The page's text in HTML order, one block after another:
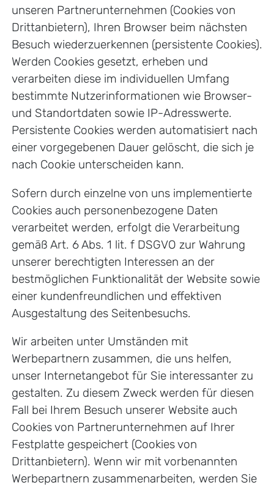
unseren Partnerunternehmen (Cookies von
Drittanbietern), Ihren Browser beim nächsten
Besuch wiederzuerkennen (persistente Cookies).
Werden Cookies gesetzt, erheben und
verarbeiten diese im individuellen Umfang
bestimmte Nutzerinformationen wie Browser-
und Standortdaten sowie IP-Adresswerte.
Persistente Cookies werden automatisiert nach
einer vorgegebenen Dauer gelöscht, die sich je
nach Cookie unterscheiden kann.
Sofern durch einzelne von uns implementierte
Cookies auch personenbezogene Daten
verarbeitet werden, erfolgt die Verarbeitung
gemäß Art. 6 Abs. 1 lit. f DSGVO zur Wahrung
unserer berechtigten Interessen an der
bestmöglichen Funktionalität der Website sowie
einer kundenfreundlichen und effektiven
Ausgestaltung des Seitenbesuchs.
Wir arbeiten unter Umständen mit
Werbepartnern zusammen, die uns helfen,
unser Internetangebot für Sie interessanter zu
gestalten. Zu diesem Zweck werden für diesen
Fall bei Ihrem Besuch unserer Website auch
Cookies von Partnerunternehmen auf Ihrer
Festplatte gespeichert (Cookies von
Drittanbietern). Wenn wir mit vorbenannten
Werbepartnern zusammenarbeiten, werden Sie